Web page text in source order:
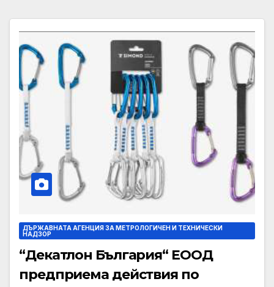
ДЪРЖАВНАТА АГЕНЦИЯ ЗА МЕТРОЛОГИЧЕН И ТЕХНИЧЕСКИ
НАДЗОР
“Декатлон България“ ЕООД
предприема действия по